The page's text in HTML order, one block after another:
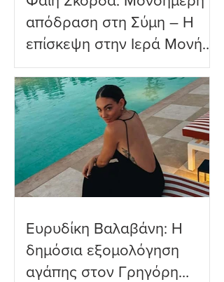
απόδραση στη Σύμη – Η
επίσκεψη στην Ιερά Μονή
Πανορμίτη
Ευρυδίκη Βαλαβάνη: Η
δημόσια εξομολόγηση
αγάπης στον Γρηγόρη